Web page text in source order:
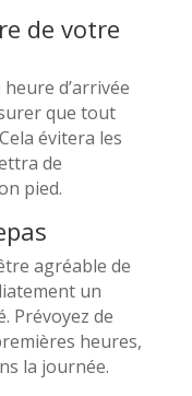
de votre
d’arrivée
que tout
évitera les
de
pied.
agréable de
un
Prévoyez de
heures,
la journée.